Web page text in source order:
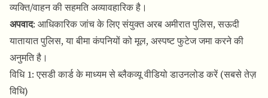
व्यक्ति/वाहन की सहमति अव्यावहारिक है।
अपवाद: आधिकारिक जांच के लिए संयुक्त अरब अमीरात पुलिस, सऊदी
यातायात पुलिस, या बीमा कंपनियों को मूल, अस्पष्ट फुटेज जमा करने की
अनुमति है।
विधि 1: एसडी कार्ड के माध्यम से ब्लैकव्यू वीडियो डाउनलोड करें (सबसे तेज़
विधि)